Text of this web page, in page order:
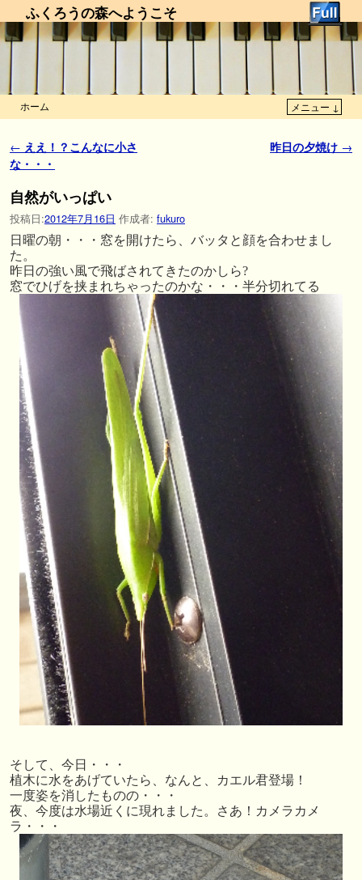
ふくろうの森へようこそ
ホーム メニュー ↓
投稿ナビゲーション
← ええ！？こんなに小さ
な・・・
昨日の夕焼け →
自然がいっぱい
投稿日:2012年7月16日 作成者: fukuro
日曜の朝・・・窓を開けたら、バッタと顔を合わせまし
た。
昨日の強い風で飛ばされてきたのかしら?
窓でひげを挟まれちゃったのかな・・・半分切れてる
そして、今日・・・
植木に水をあげていたら、なんと、カエル君登場！
一度姿を消したものの・・・
夜、今度は水場近くに現れました。さあ！カメラカメ
ラ・・・